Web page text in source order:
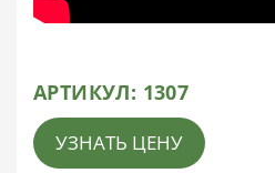
АРТИКУЛ: 1307
УЗНАТЬ ЦЕНУ